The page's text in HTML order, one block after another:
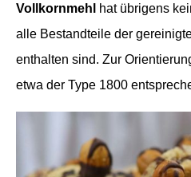
Vollkornmehl
hat übrigens
alle Bestandteile der
enthalten sind. Zur
etwa der Type 1800